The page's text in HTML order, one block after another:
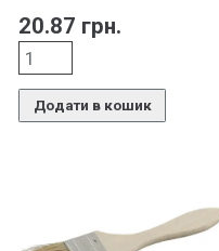
20.87 грн.
Додати в кошик